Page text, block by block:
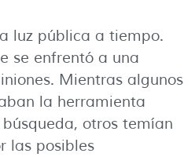
luz pública a tiempo.
se enfrentó a una
Mientras algunos
la herramienta
otros temían
las posibles